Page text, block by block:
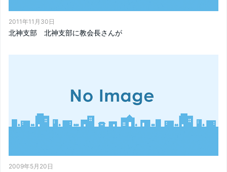
2011年11月30日
北神支部 北神支部に教会長さんが
2009年5月20日